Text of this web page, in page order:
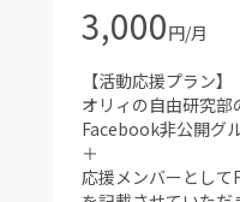
3,000円/月
【活動応援プラン】
オリィの自由研究部
Facebook非公開グ
＋
応援メンバーとし